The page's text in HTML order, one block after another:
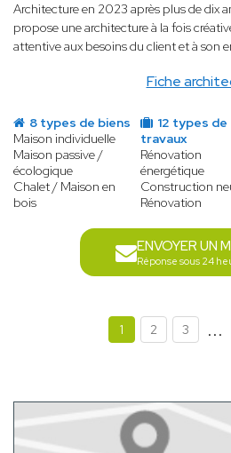
Fiche
Architecture en 2023 après plus de dix
propose une architecture à la fois
attentive aux besoins du client et à son
8 types de biens
Maison individuelle
Maison passive /
écologique
Chalet / Maison en
bois
12 types de
travaux
Rénovation
énergétique
Construction
Rénovation
ENVOYER UN
Réponse sous 24
1 2 3 ...